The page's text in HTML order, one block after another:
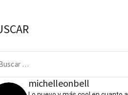
michelleonbell